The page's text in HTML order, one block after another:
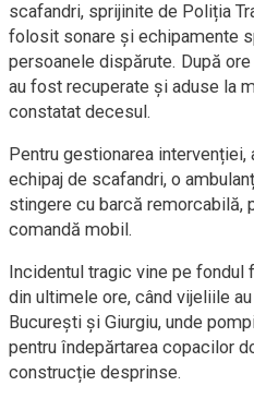
scafandri, sprijinite de Poliția
folosit sonare și echipamente
persoanele dispărute. După
au fost recuperate și aduse la
constatat decesul.
Pentru gestionarea
echipaj de scafandri, o
stingere cu barcă remorcabilă,
comandă mobil.
Incidentul tragic vine pe
din ultimele ore, când vijeliile
București și Giurgiu, unde
pentru îndepărtarea copacilor
construcție desprinse.